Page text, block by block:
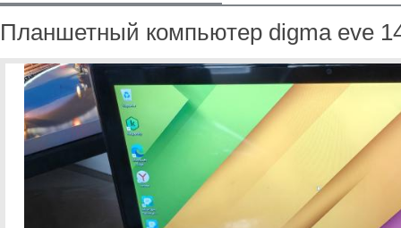
Планшетный компьютер digma eve